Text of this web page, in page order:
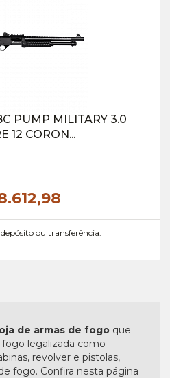
PUMP MILITARY 3.0
12 CORON...
98
ou transferência.
de armas de fogo que
legalizada como
revolver e pistolas,
fogo. Confira nesta página